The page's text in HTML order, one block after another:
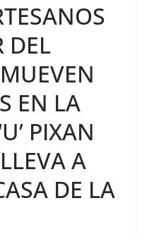
DEL
EN LA
PIXAN
A
DE LA